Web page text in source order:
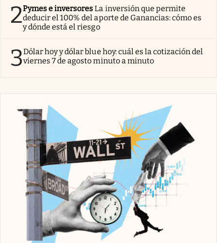
2Pymes e inversoresLa inversión que permite
deducir el 100% del aporte de Ganancias: cómo es
y dónde está el riesgo
3Dólar hoy y dólar blue hoy: cuál es la cotización del
viernes 7 de agosto minuto a minuto